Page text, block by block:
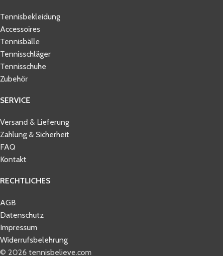
Tennisbekleidung
Accessoires
Tennisbälle
Tennisschläger
Tennisschuhe
Zubehör
SERVICE
Versand & Lieferung
Zahlung & Sicherheit
FAQ
Kontakt
RECHTLICHES
AGB
Datenschutz
Impressum
Widerrufsbelehrung
© 2026 tennisbelieve.com